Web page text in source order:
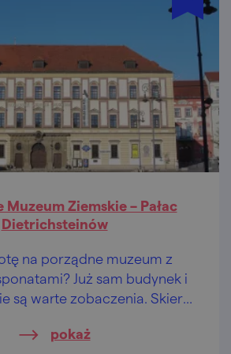
Muzeum Ziemskie – Pałac
Dietrichsteinów
na porządne muzeum z
Już sam budynek i
są warte zobaczenia. Skieruj
pokaż